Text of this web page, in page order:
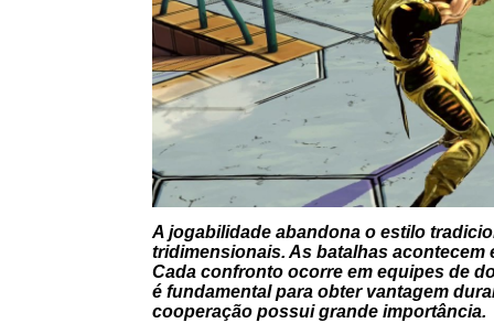
A jogabilidade abandona o estilo
tridimensionais. As batalhas
Cada confronto ocorre em equipes de
é fundamental para obter vantagem
cooperação possui grande importância.